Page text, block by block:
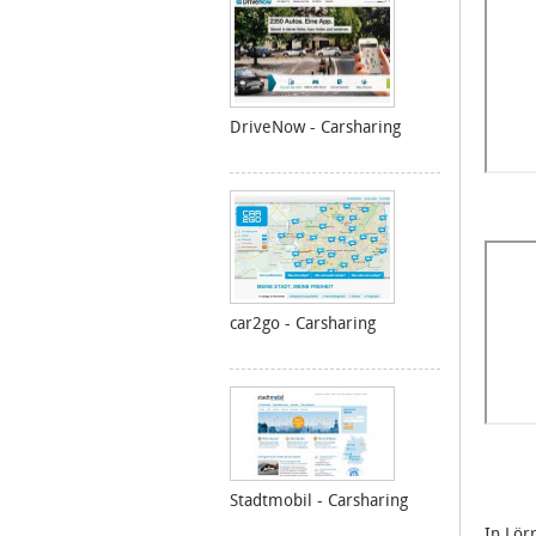
DriveNow - Carsharing
car2go - Carsharing
Stadtmobil - Carsharing